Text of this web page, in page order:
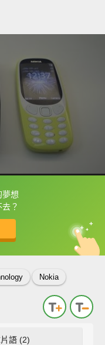
夢想
？
查字典喔！
中
英
Nokia
語 (2)